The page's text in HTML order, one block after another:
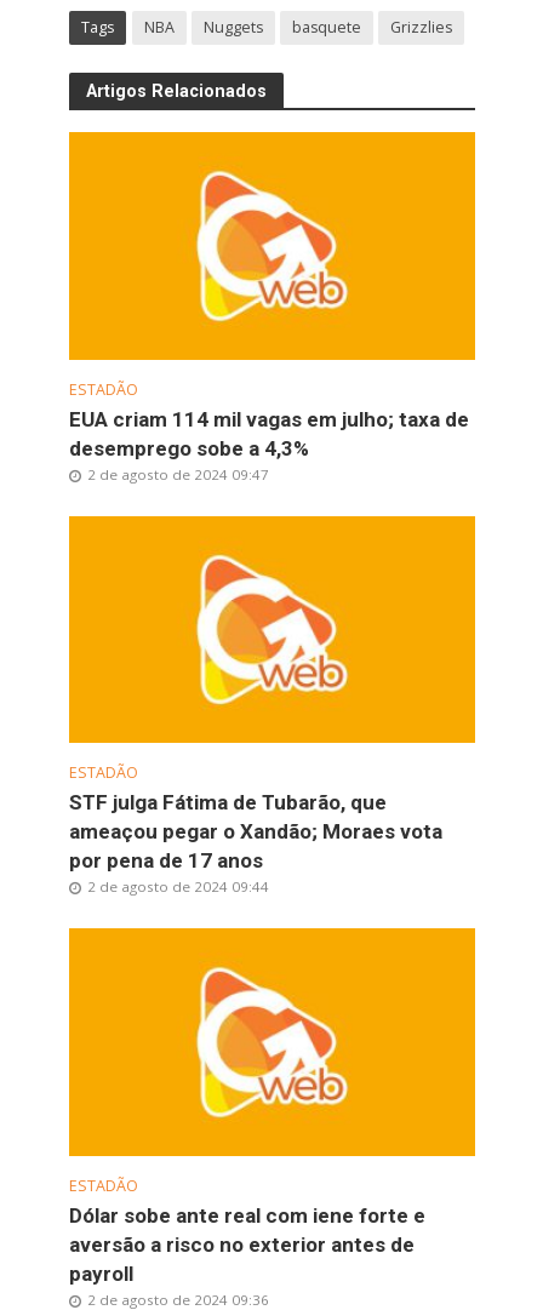
Tags NBA Nuggets basquete Grizzlies
Artigos Relacionados
ESTADÃO
EUA criam 114 mil vagas em julho; taxa de
desemprego sobe a 4,3%
2 de agosto de 2024 09:47
ESTADÃO
STF julga Fátima de Tubarão, que
ameaçou pegar o Xandão; Moraes vota
por pena de 17 anos
2 de agosto de 2024 09:44
ESTADÃO
Dólar sobe ante real com iene forte e
aversão a risco no exterior antes de
payroll
2 de agosto de 2024 09:36